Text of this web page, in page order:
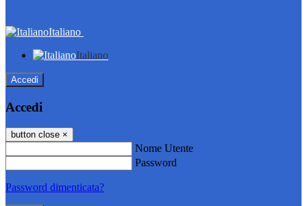
Italiano
Italiano
Accedi
Accedi
button close ×
Nome Utente
Password
Password dimenticata?